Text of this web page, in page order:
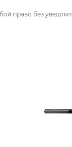
право без